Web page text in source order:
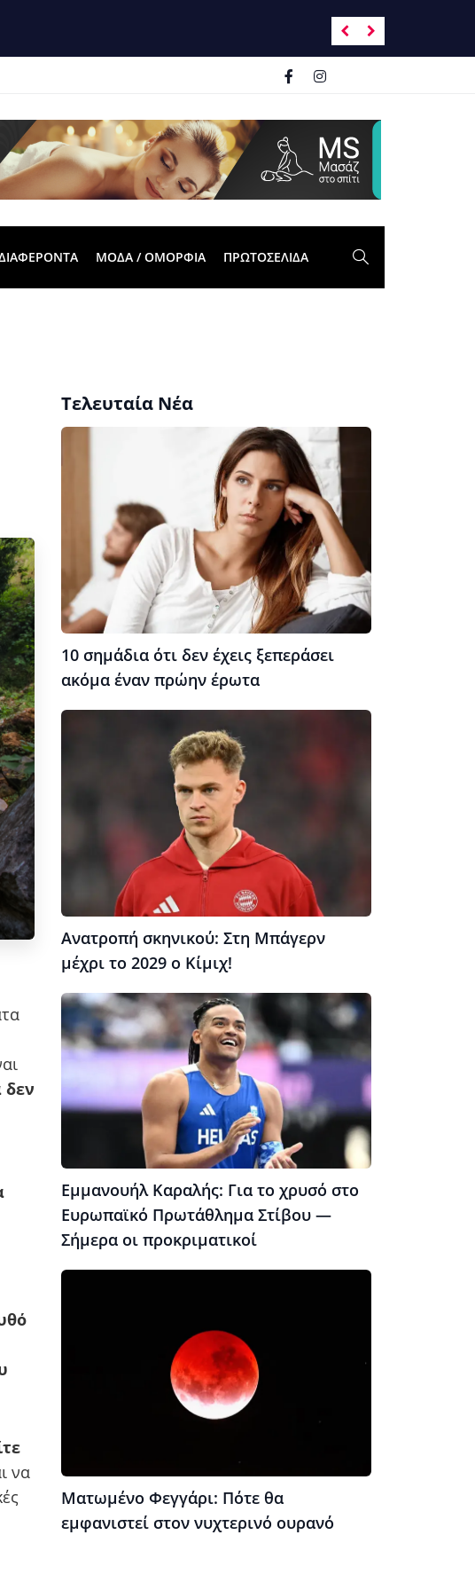
ΜΟΔΑ / ΟΜΟΡΦΙΑ ΠΡΩΤΟΣΈΛΙΔΑ
δεν
να
Τελευταία Νέα
10 σημάδια ότι δεν έχεις ξεπεράσει
ακόμα έναν πρώην έρωτα
Ανατροπή σκηνικού: Στη Μπάγερν
μέχρι το 2029 ο Κίμιχ!
Εμμανουήλ Καραλής: Για το χρυσό στο
Ευρωπαϊκό Πρωτάθλημα Στίβου —
Σήμερα οι προκριματικοί
Ματωμένο Φεγγάρι: Πότε θα
εμφανιστεί στον νυχτερινό ουρανό